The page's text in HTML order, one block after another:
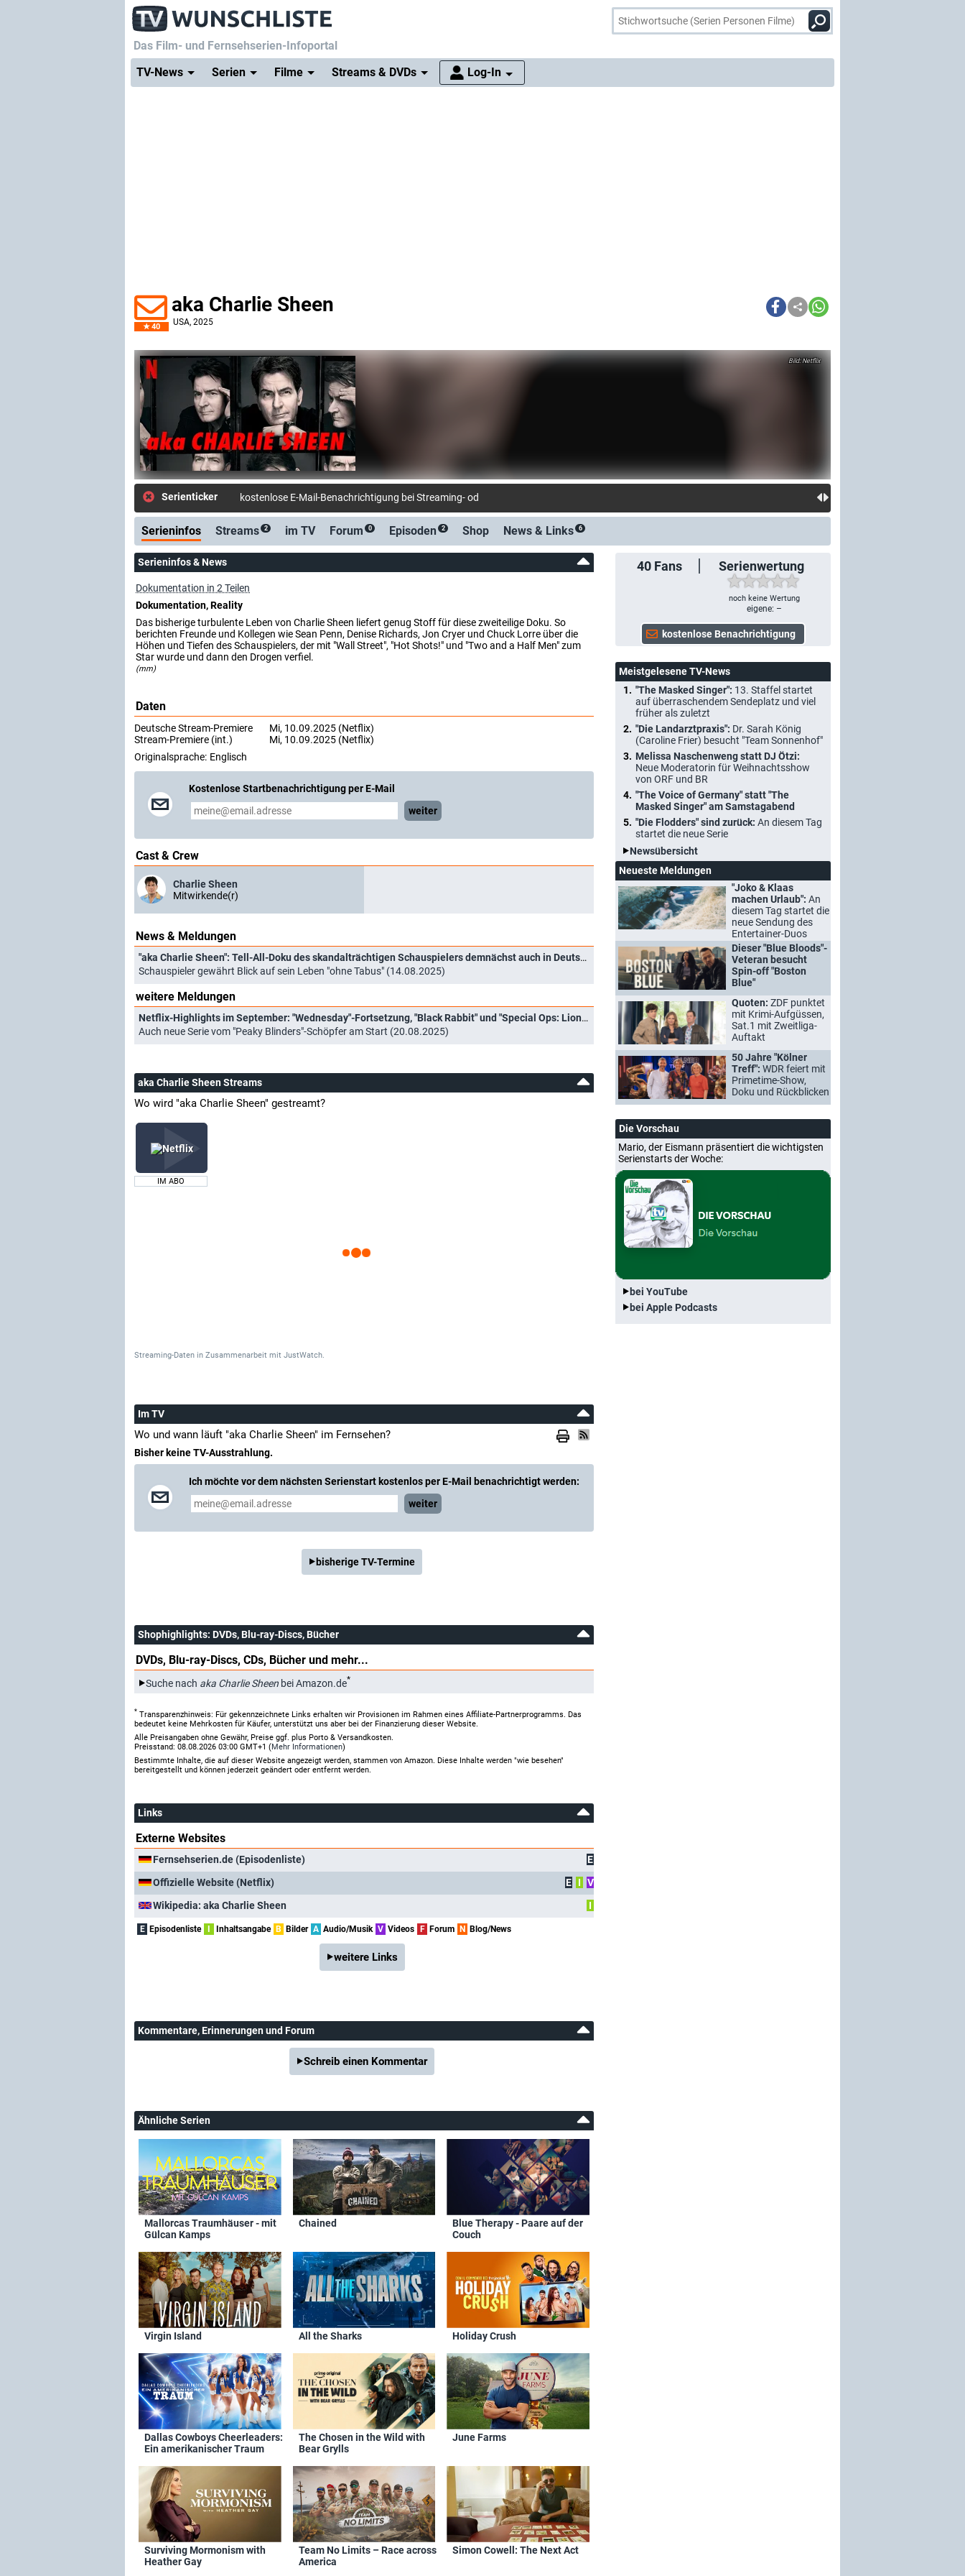
Das Film- und Fernsehserien-Infoportal
TV-News
Serien Filme Streams & DVDs Log-In
40
aka Charlie Sheen
USA, 2025
Netflix
Serienticker kostenlose E-Mail-Benachrichtigung bei Streaming- oder TV-Start
Serieninfos Streams 2 im TV Forum 0 Episoden 2 Shop News & Links 6
40 Fans Serienwertung
noch keine Wertung
eigene: –
Serieninfos & News
Dokumentation in 2 Teilen
Dokumentation, Reality
Das bisherige turbulente Leben von Charlie Sheen liefert genug Stoff für diese zweiteilige Doku. So
berichten Freunde und Kollegen wie Sean Penn, Denise Richards, Jon Cryer und Chuck Lorre über die
Höhen und Tiefen des Schauspielers, der mit "Wall Street", "Hot Shots!" und "Two and a Half Men" zum
Star wurde und dann den Drogen verfiel.
(mm)
Daten
Deutsche Stream-Premiere
Mi, 10.09.2025 (Netflix)
Stream-Premiere (int.)
Mi, 10.09.2025 (Netflix)
Originalsprache: Englisch
Kostenlose Startbenachrichtigung per E-Mail
weiter
Cast & Crew
Charlie Sheen
Mitwirkende(r)
News & Meldungen
"aka Charlie Sheen": Tell-All-Doku des skandalträchtigen Schauspielers demnächst auch in Deutschland
Schauspieler gewährt Blick auf sein Leben "ohne Tabus" (14.08.2025)
weitere Meldungen
Netflix-Highlights im September: "Wednesday"-Fortsetzung, "Black Rabbit" und "Special Ops: Lioness"
Auch neue Serie vom "Peaky Blinders"-Schöpfer am Start (20.08.2025)
aka Charlie Sheen Streams
Wo wird "aka Charlie Sheen" gestreamt?
IM ABO
Streaming-Daten in Zusammenarbeit mit JustWatch.
Im TV
Wo und wann läuft "aka Charlie Sheen" im Fernsehen?
Bisher keine TV-Ausstrahlung.
Ich möchte vor dem nächsten Serienstart kostenlos per E-Mail benachrichtigt werden:
weiter
bisherige TV-Termine
Shophighlights: DVDs, Blu-ray-Discs, Bücher
DVDs, Blu-ray-Discs, CDs, Bücher und mehr...
Suche nach aka Charlie Sheen bei Amazon.de*
* Transparenzhinweis: Für gekennzeichnete Links erhalten wir Provisionen im Rahmen eines Affiliate-Partnerprogramms. Das
bedeutet keine Mehrkosten für Käufer, unterstützt uns aber bei der Finanzierung dieser Website.
Alle Preisangaben ohne Gewähr, Preise ggf. plus Porto & Versandkosten.
Preisstand: 08.08.2026 03:00 GMT+1 (Mehr Informationen)
Bestimmte Inhalte, die auf dieser Website angezeigt werden, stammen von Amazon. Diese Inhalte werden "wie besehen"
bereitgestellt und können jederzeit geändert oder entfernt werden.
Links
Externe Websites
Fernsehserien.de (Episodenliste)
E
Offizielle Website (Netflix)
E I
V
Wikipedia: aka Charlie Sheen
I
E Episodenliste I Inhaltsangabe B Bilder A Audio/Musik V Videos F Forum N Blog/News
weitere Links
Kommentare, Erinnerungen und Forum
Schreib einen Kommentar
Ähnliche Serien
Mallorcas Traumhäuser - mit
Gülcan Kamps
Chained
Blue Therapy - Paare auf der
Couch
Virgin Island All the Sharks Holiday Crush
Dallas Cowboys Cheerleaders:
Ein amerikanischer Traum
The Chosen in the Wild with
Bear Grylls
June Farms
Surviving Mormonism with
Heather Gay
Team No Limits – Race across
America
Simon Cowell: The Next Act
Meistgelesene TV-News
"The Masked Singer": 13. Staffel startet
auf überraschendem Sendeplatz und viel
früher als zuletzt
"Die Landarztpraxis": Dr. Sarah König
(Caroline Frier) besucht "Team Sonnenhof"
Melissa Naschenweng statt DJ Ötzi:
Neue Moderatorin für Weihnachtsshow
von ORF und BR
"The Voice of Germany" statt "The
Masked Singer" am Samstagabend
"Die Flodders" sind zurück: An diesem Tag
startet die neue Serie
Newsübersicht
Neueste Meldungen
"Joko & Klaas
machen Urlaub": An
diesem Tag startet die
neue Sendung des
Entertainer-Duos
Dieser "Blue Bloods"-
Veteran besucht
Spin-off "Boston
Blue"
Quoten: ZDF punktet
mit Krimi-Aufgüssen,
Sat.1 mit Zweitliga-
Auftakt
50 Jahre "Kölner
Treff": WDR feiert mit
Primetime-Show,
Doku und Rückblicken
Die Vorschau
Mario, der Eismann präsentiert die wichtigsten
Serienstarts der Woche:
bei YouTube
bei Apple Podcasts